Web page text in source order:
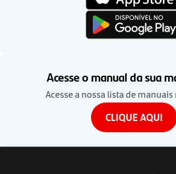
Acesse o manual da sua
Acesse a nossa lista de
CLIQUE AQUI